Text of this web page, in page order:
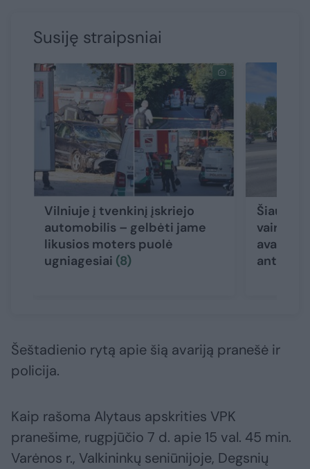
Susiję straipsniai
Vilniuje į tvenkinį įskriejo
automobilis – gelbėti jame
likusios moters puolė
ugniagesiai (8)
avariją
ant
Šeštadienio rytą apie šią avariją pranešė ir
policija.
Kaip rašoma Alytaus apskrities VPK
pranešime, rugpjūčio 7 d. apie 15 val. 45 min.
Varėnos r., Valkininkų seniūnijoje, Degsnių